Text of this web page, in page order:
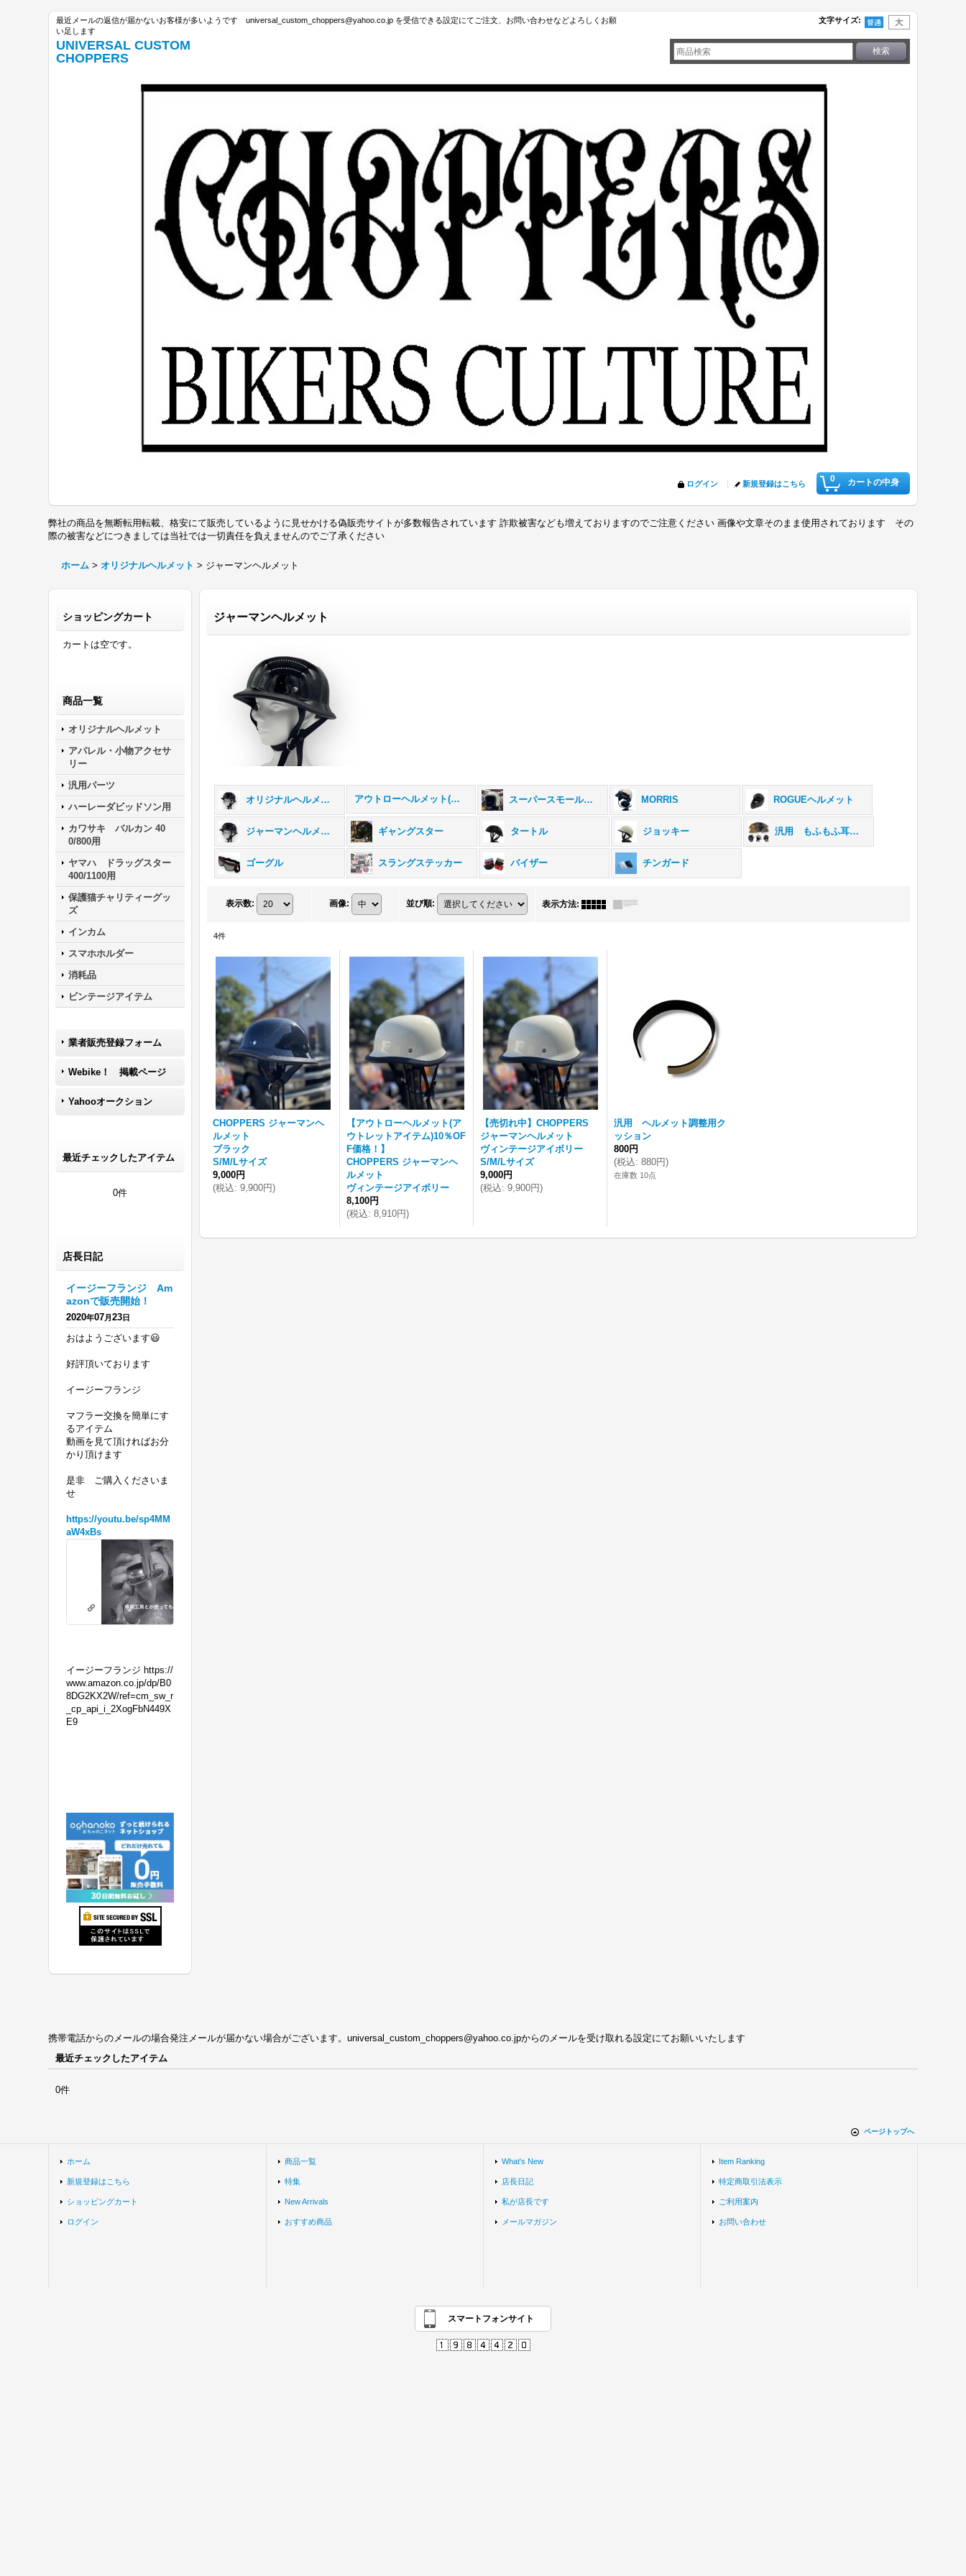
最近メールの返信が届かないお客様が多いようです universal_custom_choppers@yahoo.co.jp を受信できる設定にてご注文、お問い合わせなどよろしくお願
い足します
文字サイズ:
UNIVERSAL CUSTOM
CHOPPERS
0 カートの中身
ログイン 新規登録はこちら
弊社の商品を無断転用転載、格安にて販売しているように見せかける偽販売サイトが多数報告されています 詐欺被害なども増えておりますのでご注意ください 画像や文章そのまま使用されております その
際の被害などにつきましては当社では一切責任を負えませんのでご了承ください
ホーム > オリジナルヘルメット > ジャーマンヘルメット
ショッピングカート
カートは空です。
商品一覧
オリジナルヘルメット
アパレル・小物アクセサ
リー
汎用パーツ
ハーレーダビッドソン用
カワサキ バルカン 40
0/800用
ヤマハ ドラッグスター
400/1100用
保護猫チャリティーグッ
ズ
インカム
スマホホルダー
消耗品
ビンテージアイテム
業者販売登録フォーム
Webike！ 掲載ページ
Yahooオークション
最近チェックしたアイテム
0件
店長日記
イージーフランジ Am
azonで販売開始！
2020年07月23日
おはようございます😃
好評頂いております
イージーフランジ
マフラー交換を簡単にす
るアイテム
動画を見て頂ければお分
かり頂けます
是非 ご購入くださいま
せ
https://youtu.be/sp4MM
aW4xBs
ー
ラ
ー
交
換！
リテーニングリングの必要がないフランジを 販売開始！ エボ、ツインカム、スポーツスターに適合します ショッピングサイトよりお買い求め頂けますhttps://ucchoppers.ocnk.net/product/282
youtu.be
イージーフランジ https://
www.amazon.co.jp/dp/B0
8DG2KX2W/ref=cm_sw_r
_cp_api_i_2XogFbN449X
E9
ジャーマンヘルメット
オリジナルヘルメット (全商品) アウトローヘルメット(期間・数量限定) スーパースモールジェット500 MORRIS ROGUEヘルメット
ジャーマンヘルメット ギャングスター タートル ジョッキー 汎用 もふもふ耳当て
ゴーグル スラングステッカー バイザー チンガード
表示数: 画像: 並び順: 表示方法:
4件
CHOPPERS ジャーマンヘ
ルメット
ブラック
S/M/Lサイズ
9,000円
(税込: 9,900円)
【アウトローヘルメット(ア
ウトレットアイテム)10％OF
F価格！】
CHOPPERS ジャーマンヘ
ルメット
ヴィンテージアイボリー
8,100円
(税込: 8,910円)
【売切れ中】CHOPPERS
ジャーマンヘルメット
ヴィンテージアイボリー
S/M/Lサイズ
9,000円
(税込: 9,900円)
汎用 ヘルメット調整用ク
ッション
800円
(税込: 880円)
在庫数 10点
携帯電話からのメールの場合発注メールが届かない場合がございます。universal_custom_choppers@yahoo.co.jpからのメールを受け取れる設定にてお願いいたします
最近チェックしたアイテム
0件
ページトップへ
ホーム
新規登録はこちら
ショッピングカート
ログイン
商品一覧
特集
New Arrivals
おすすめ商品
What's New
店長日記
私が店長です
メールマガジン
Item Ranking
特定商取引法表示
ご利用案内
お問い合わせ
スマートフォンサイト